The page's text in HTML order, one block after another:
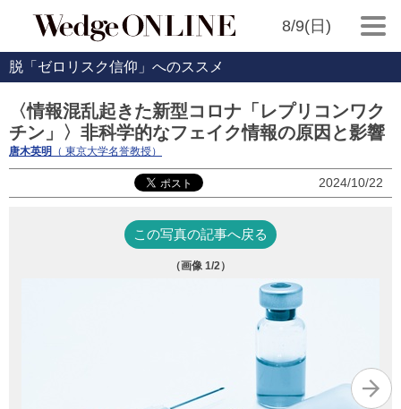
8/9(日)
脱「ゼロリスク信仰」へのススメ
〈情報混乱起きた新型コロナ「レプリコンワク
チン」〉非科学的なフェイク情報の原因と影響
唐木英明 （ 東京大学名誉教授）
2024/10/22
この写真の記事へ戻る
（画像 1/2）